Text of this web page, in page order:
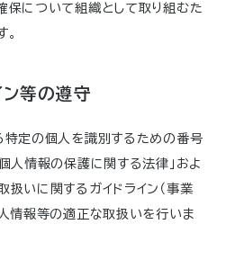
保について組織として取り組むた
ン等の遵守
特定の個人を識別するための番号
人情報の保護に関する法律」およ
扱いに関するガイドライン（事業
人情報等の適正な取扱いを行いま